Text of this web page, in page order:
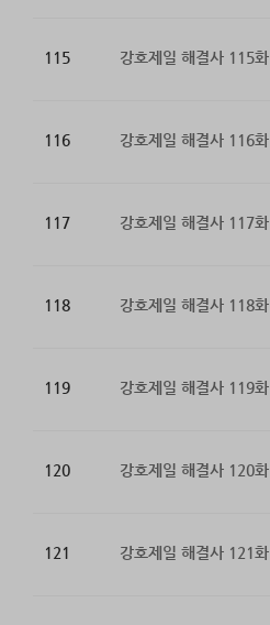
115 강호제일 해결사 115화
116 강호제일 해결사 116화
117 강호제일 해결사 117화
118 강호제일 해결사 118화
119 강호제일 해결사 119화
120 강호제일 해결사 120화
121 강호제일 해결사 121화